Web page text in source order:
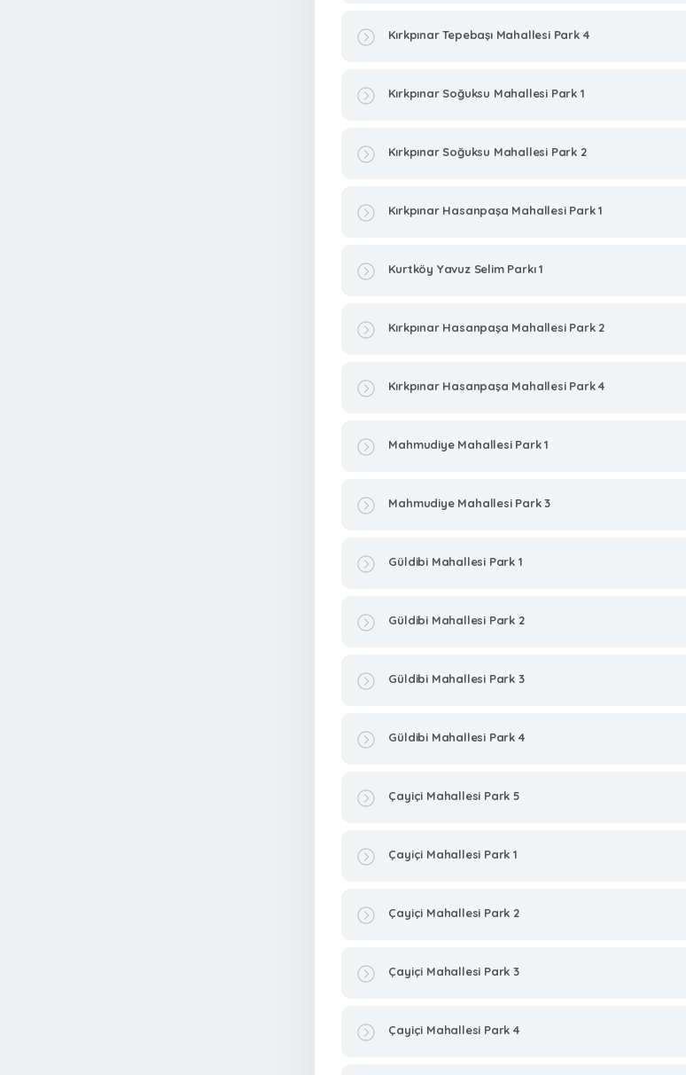
Kırkpınar Tepebaşı Mahallesi Park 4
Kırkpınar Soğuksu Mahallesi Park 1
Kırkpınar Soğuksu Mahallesi Park 2
Kırkpınar Hasanpaşa Mahallesi Park 1
Kurtköy Yavuz Selim Parkı 1
Kırkpınar Hasanpaşa Mahallesi Park 2
Kırkpınar Hasanpaşa Mahallesi Park 4
Mahmudiye Mahallesi Park 1
Mahmudiye Mahallesi Park 3
Güldibi Mahallesi Park 1
Güldibi Mahallesi Park 2
Güldibi Mahallesi Park 3
Güldibi Mahallesi Park 4
Çayiçi Mahallesi Park 5
Çayiçi Mahallesi Park 1
Çayiçi Mahallesi Park 2
Çayiçi Mahallesi Park 3
Çayiçi Mahallesi Park 4